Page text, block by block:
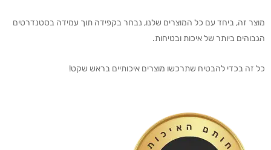
מוצר זה, ביחד עם כל המוצרים שלנו, נבחר בקפידה תוך עמידה בסטנדרטים
הגבוהים ביותר של איכות ובטיחות.
כל זה בכדי להבטיח שתרכשו מוצרים איכותיים בראש שקט!